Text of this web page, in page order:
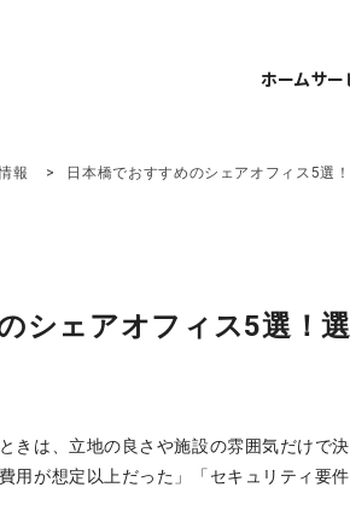
ホームサー
報 日本橋でおすすめのシェアオフィス5選
シェアオフィス5選！
きは、立地の良さや施設の雰囲気だけで
用が想定以上だった」「セキュリティ要